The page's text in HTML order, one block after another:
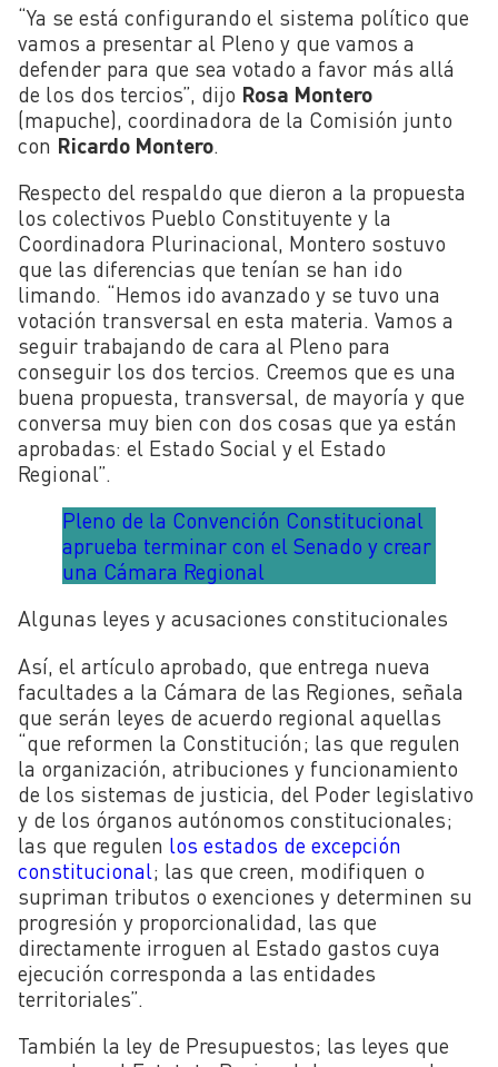
“Ya se está configurando el sistema político que
vamos a presentar al Pleno y que vamos a
defender para que sea votado a favor más allá
de los dos tercios”, dijo Rosa Montero
(mapuche), coordinadora de la Comisión junto
con Ricardo Montero.
Respecto del respaldo que dieron a la propuesta
los colectivos Pueblo Constituyente y la
Coordinadora Plurinacional, Montero sostuvo
que las diferencias que tenían se han ido
limando. “Hemos ido avanzado y se tuvo una
votación transversal en esta materia. Vamos a
seguir trabajando de cara al Pleno para
conseguir los dos tercios. Creemos que es una
buena propuesta, transversal, de mayoría y que
conversa muy bien con dos cosas que ya están
aprobadas: el Estado Social y el Estado
Regional”.
Pleno de la Convención Constitucional
aprueba terminar con el Senado y crear
una Cámara Regional
Algunas leyes y acusaciones constitucionales
Así, el artículo aprobado, que entrega nueva
facultades a la Cámara de las Regiones, señala
que serán leyes de acuerdo regional aquellas
“que reformen la Constitución; las que regulen
la organización, atribuciones y funcionamiento
de los sistemas de justicia, del Poder legislativo
y de los órganos autónomos constitucionales;
las que regulen los estados de excepción
constitucional; las que creen, modifiquen o
supriman tributos o exenciones y determinen su
progresión y proporcionalidad, las que
directamente irroguen al Estado gastos cuya
ejecución corresponda a las entidades
territoriales”.
También la ley de Presupuestos; las leyes que